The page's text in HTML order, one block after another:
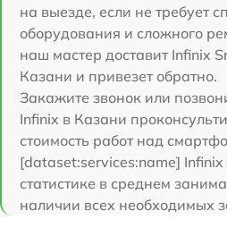
на выезде, если не требует
оборудования и сложного
наш мастер доставит Infinix
Казани и привезет обратно.
Закажите звонок или
Infinix в Казани
стоимость работ над
[dataset:services:name]
статистике в среднем
наличии всех необходимых